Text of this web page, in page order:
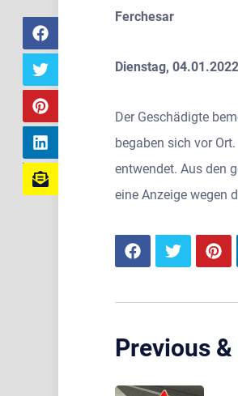
Ferchesar
Dienstag,
Der Geschädigte
begaben sich vor
entwendet. Aus den
eine Anzeige wegen
Previous